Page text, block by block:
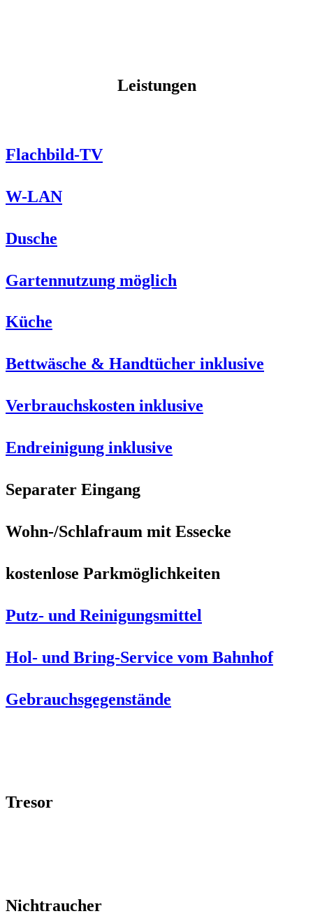
Leistungen
Flachbild-TV
W-LAN
Dusche
Gartennutzung möglich
Küche
Bettwäsche & Handtücher inklusive
Verbrauchskosten inklusive
Endreinigung inklusive
Separater Eingang
Wohn-/Schlafraum mit Essecke
kostenlose Parkmöglichkeiten
Putz- und Reinigungsmittel
Hol- und Bring-Service vom Bahnhof
Gebrauchsgegenstände
Tresor
Nichtraucher